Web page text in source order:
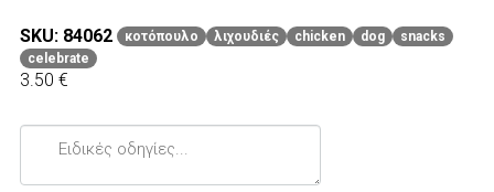
SKU: 84062 κοτόπουλο λιχουδιές chicken dog
snacks
celebrate
3.50 €
Ειδικές
οδηγίες...